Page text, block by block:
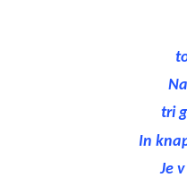
tri
In
Je